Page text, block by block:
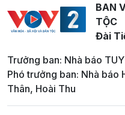
BAN
TỘC
Đài
Trưởng ban: Nhà báo
Phó trưởng ban: Nhà báo
Thân, Hoài Thu